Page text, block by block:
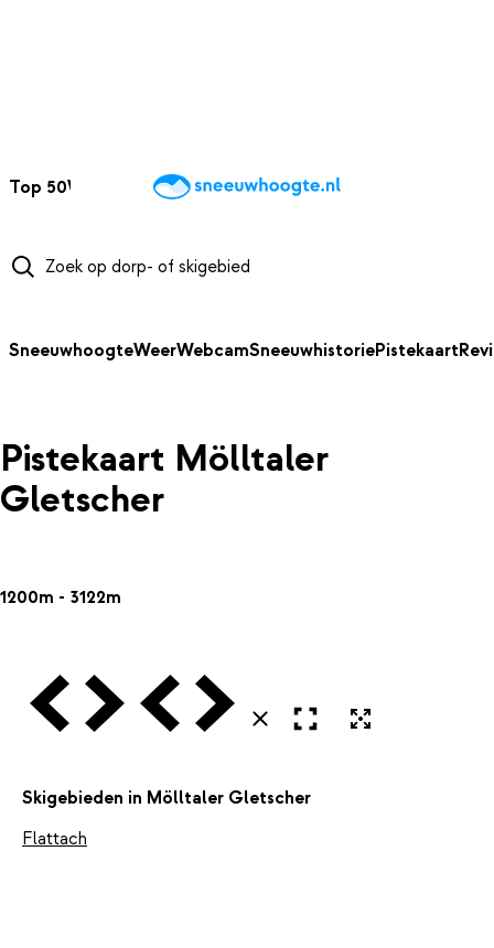
Top 50Webcams WintersportweerKaarten
SneeuwhoogteWeerWebcamSneeuwhistoriePistekaart
Pistekaart Mölltaler
Gletscher
1200m - 3122m
Vorige VolgendeVorige Volgende
SluitenOpen in volledig scherm
Skigebieden in Mölltaler Gletscher
Flattach